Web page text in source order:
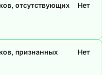
отсутствующих
Нет
признанных
Нет